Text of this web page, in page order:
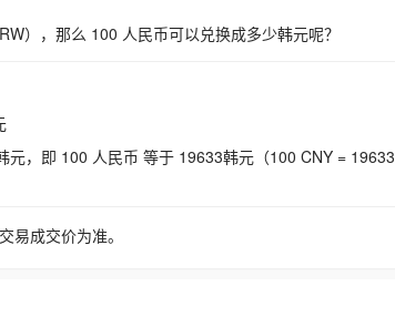
），那么 100 人民币可以兑换成多少韩元呢？
，即 100 人民币 等于 19633韩元（100 CNY = 19633
易成交价为准。